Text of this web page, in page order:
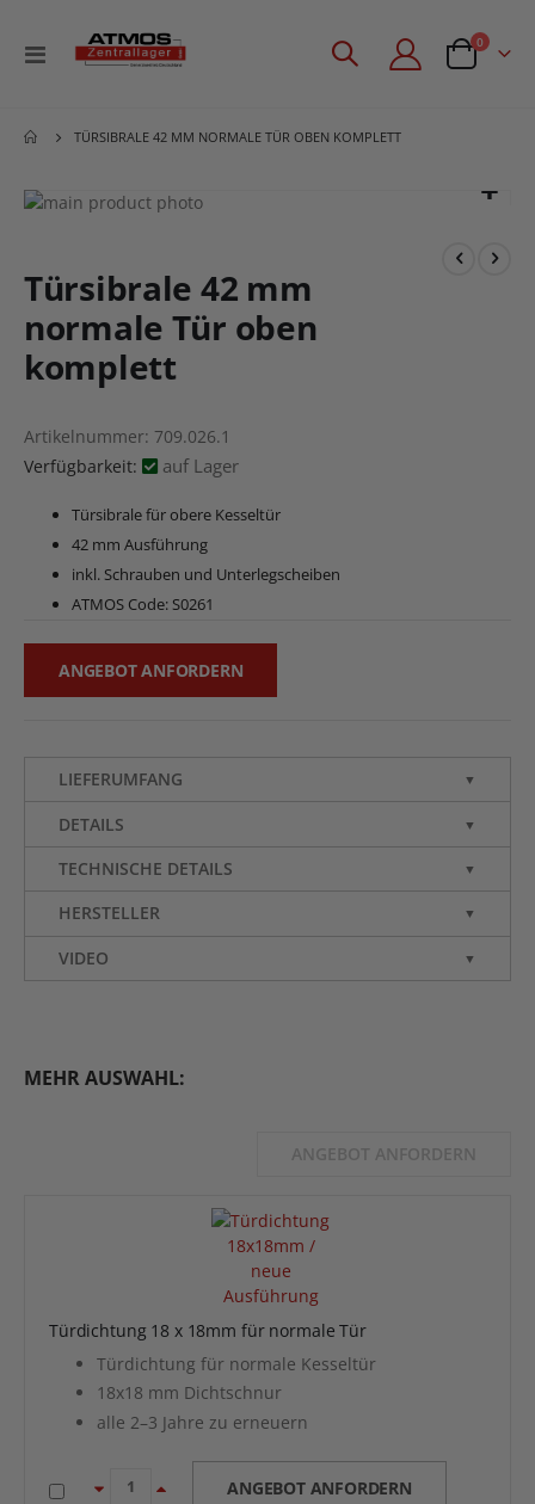
Navigation
0 Artikel
TÜRSIBRALE 42 MM NORMALE TÜR OBEN KOMPLETT
Zum
Bildgalerie
springen
der
Bildgalerie
springen
Türsibrale 42 mm
normale Tür oben
komplett
Artikelnummer 709.026.1
Verfügbarkeit:
auf Lager
Türsibrale für obere Kesseltür
42 mm Ausführung
inkl. Schrauben und Unterlegscheiben
ATMOS Code: S0261
ANGEBOT ANFORDERN
LIEFERUMFANG ▼
DETAILS ▼
TECHNISCHE DETAILS ▼
HERSTELLER ▼
VIDEO ▼
MEHR AUSWAHL:
ANGEBOT ANFORDERN
Türdichtung 18 x 18mm für normale Tür
Türdichtung für normale Kesseltür
18x18 mm Dichtschnur
alle 2–3 Jahre zu erneuern
ANGEBOT ANFORDERN